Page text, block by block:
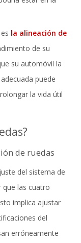
la alineación de
de su
su automóvil la
puede
la vida útil
de ruedas
del sistema de
que las cuatro
implica ajustar
del
erróneamente